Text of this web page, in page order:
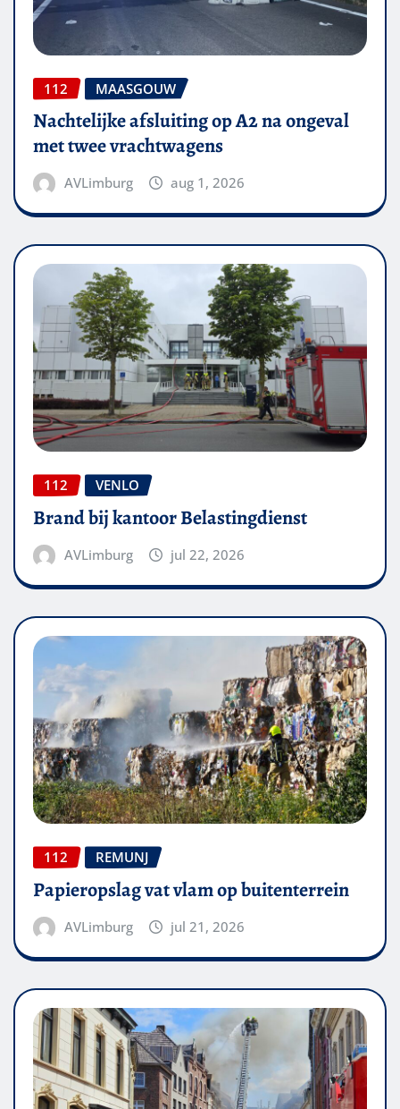
112 MAASGOUW
Nachtelijke afsluiting op A2 na ongeval
met twee vrachtwagens
AVLimburg aug 1, 2026
112 VENLO
Brand bij kantoor Belastingdienst
AVLimburg jul 22, 2026
112 REMUNJ
Papieropslag vat vlam op buitenterrein
AVLimburg jul 21, 2026